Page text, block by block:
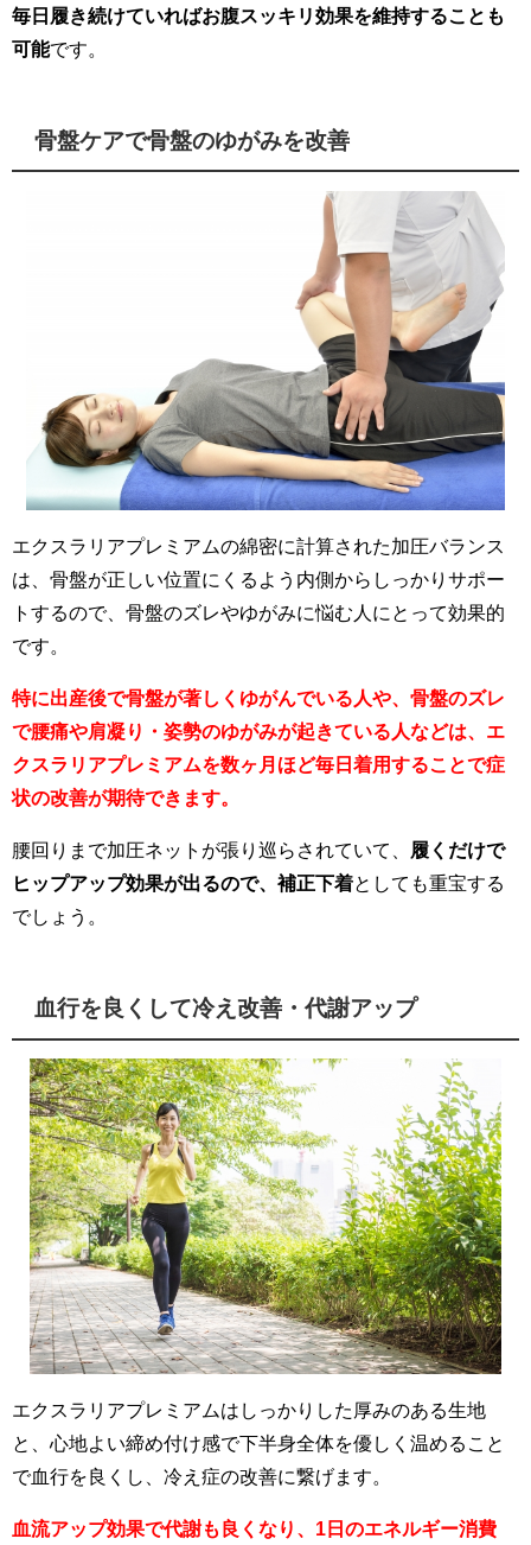
毎日履き続けていればお腹スッキリ効果を維持することも
可能です。
骨盤ケアで骨盤のゆがみを改善
エクスラリアプレミアムの綿密に計算された加圧バランス
は、骨盤が正しい位置にくるよう内側からしっかりサポー
トするので、骨盤のズレやゆがみに悩む人にとって効果的
です。
特に出産後で骨盤が著しくゆがんでいる人や、骨盤のズレ
で腰痛や肩凝り・姿勢のゆがみが起きている人などは、エ
クスラリアプレミアムを数ヶ月ほど毎日着用することで症
状の改善が期待できます。
腰回りまで加圧ネットが張り巡らされていて、
履くだけで
ヒップアップ効果が出るので、補正下着としても重宝する
でしょう。
血行を良くして冷え改善・代謝アップ
エクスラリアプレミアムはしっかりした厚みのある生地
と、心地よい締め付け感で下半身全体を優しく温めること
で血行を良くし、冷え症の改善に繋げます。
血流アップ効果で代謝も良くなり、1日のエネルギー消費